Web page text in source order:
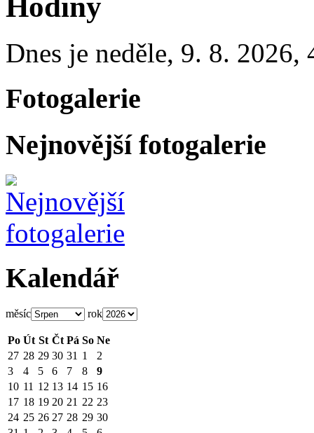
Dnes je neděle, 9. 8. 2026,
Fotogalerie
Nejnovější fotogalerie
Kalendář
měsíc rok
Po Út St Čt Pá So Ne
27 28 29 30 31 1
2
3
4 5 6 7 8
9
10 11 12 13 14 15 16
17 18 19 20 21 22 23
24 25 26 27 28 29 30